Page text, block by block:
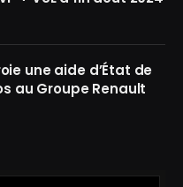
une aide d’État de
au Groupe Renault